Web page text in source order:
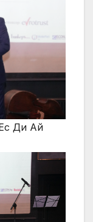
Ди Ай